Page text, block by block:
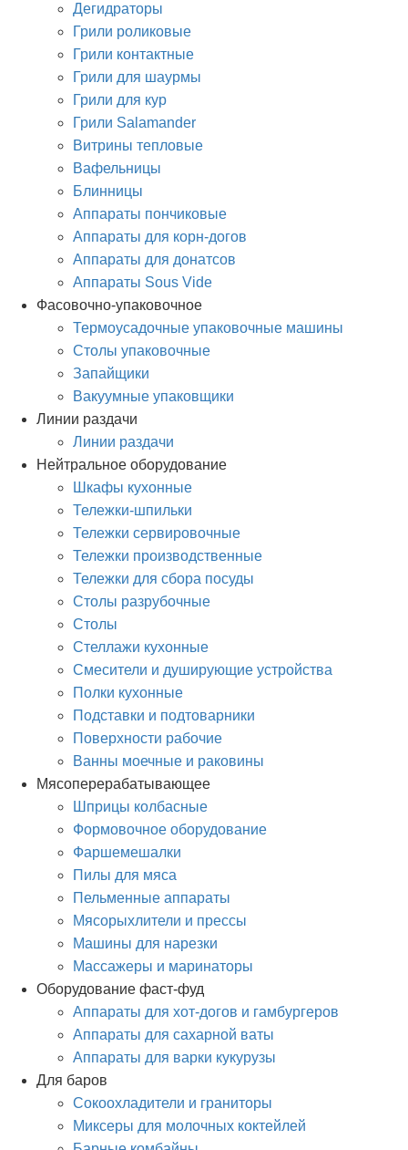
Дегидраторы
Грили роликовые
Грили контактные
Грили для шаурмы
Грили для кур
Грили Salamander
Витрины тепловые
Вафельницы
Блинницы
Аппараты пончиковые
Аппараты для корн-догов
Аппараты для донатсов
Аппараты Sous Vide
Фасовочно-упаковочное
Термоусадочные упаковочные машины
Столы упаковочные
Запайщики
Вакуумные упаковщики
Линии раздачи
Линии раздачи
Нейтральное оборудование
Шкафы кухонные
Тележки-шпильки
Тележки сервировочные
Тележки производственные
Тележки для сбора посуды
Столы разрубочные
Столы
Стеллажи кухонные
Смесители и душирующие устройства
Полки кухонные
Подставки и подтоварники
Поверхности рабочие
Ванны моечные и раковины
Мясоперерабатывающее
Шприцы колбасные
Формовочное оборудование
Фаршемешалки
Пилы для мяса
Пельменные аппараты
Мясорыхлители и прессы
Машины для нарезки
Массажеры и маринаторы
Оборудование фаст-фуд
Аппараты для хот-догов и гамбургеров
Аппараты для сахарной ваты
Аппараты для варки кукурузы
Для баров
Сокоохладители и граниторы
Миксеры для молочных коктейлей